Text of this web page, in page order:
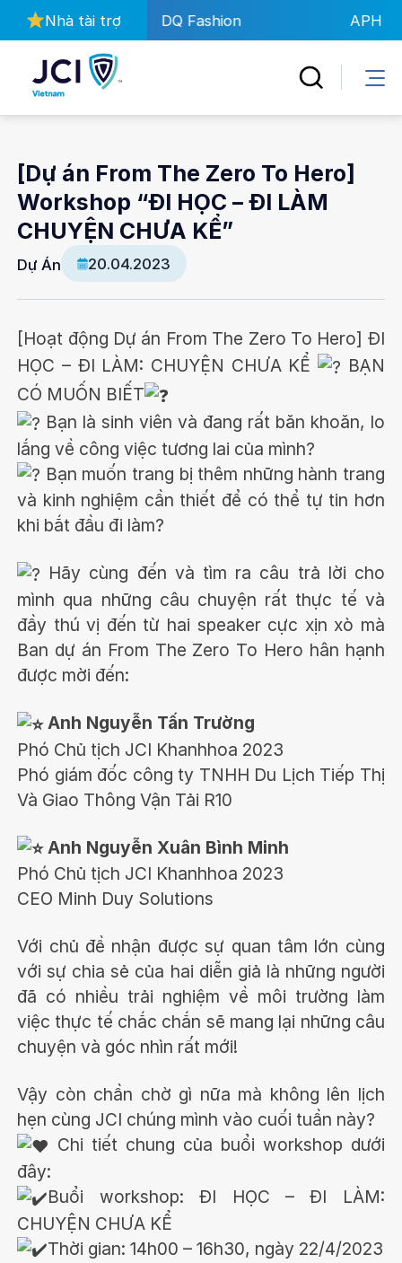
qua
dung
Nhà tài trợ
Agency DQ Fashion APH
Dự Án 20.04.2023
[Dự án From The Zero To Hero]
Workshop “ĐI HỌC – ĐI LÀM
CHUYỆN CHƯA KỂ”
[Hoạt động Dự án From The Zero To Hero] ĐI
HỌC – ĐI LÀM: CHUYỆN CHƯA KỂ
BẠN
CÓ MUỐN BIẾT
Bạn là sinh viên và đang rất băn khoăn, lo
lắng về công việc tương lai của mình?
Bạn muốn trang bị thêm những hành trang
và kinh nghiệm cần thiết để có thể tự tin hơn
khi bắt đầu đi làm?
Hãy cùng đến và tìm ra câu trả lời cho
mình qua những câu chuyện rất thực tế và
đầy thú vị đến từ hai speaker cực xịn xò mà
Ban dự án From The Zero To Hero hân hạnh
được mời đến:
Anh Nguyễn Tấn Trường
Phó Chủ tịch JCI Khanhhoa 2023
Phó giám đốc công ty TNHH Du Lịch Tiếp Thị
Và Giao Thông Vận Tải R10
Anh Nguyễn Xuân Bình Minh
Phó Chủ tịch JCI Khanhhoa 2023
CEO Minh Duy Solutions
Với chủ đề nhận được sự quan tâm lớn cùng
với sự chia sẻ của hai diễn giả là những người
đã có nhiều trải nghiệm về môi trường làm
việc thực tế chắc chắn sẽ mang lại những câu
chuyện và góc nhìn rất mới!
Vậy còn chần chờ gì nữa mà không lên lịch
hẹn cùng JCI chúng mình vào cuối tuần này?
Chi tiết chung của buổi workshop dưới
đây:
Buổi workshop: ĐI HỌC – ĐI LÀM:
CHUYỆN CHƯA KỂ
Thời gian: 14h00 – 16h30, ngày 22/4/2023